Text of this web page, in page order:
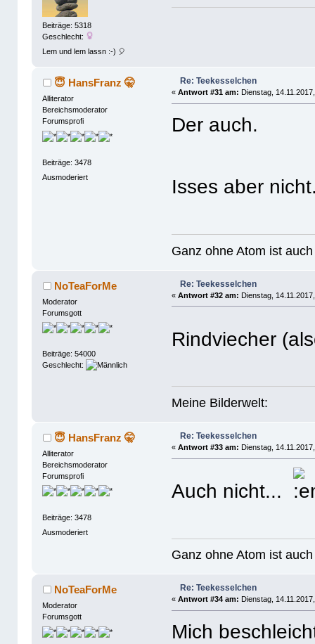
Beiträge: 5318
Geschlecht:
Lem und lem lassn :-) 🎈
😇 HansFranz 🤫
Alliterator
Bereichsmoderator
Forumsprofi
Beiträge: 3478
Ausmoderiert
Re: Teekesselchen
«Antwort #31 am: Dienstag,
Der auch.
Isses aber
Ganz ohne Atom ist
NoTeaForMe
Moderator
Forumsgott
Beiträge: 54000
Geschlecht:
Re: Teekesselchen
«Antwort #32 am: Dienstag,
Rindviecher
Meine Bilderwelt:
😇 HansFranz 🤫
Alliterator
Bereichsmoderator
Forumsprofi
Beiträge: 3478
Ausmoderiert
Re: Teekesselchen
«Antwort #33 am: Dienstag,
Auch nicht...
Ganz ohne Atom ist
NoTeaForMe
Moderator
Forumsgott
Re: Teekesselchen
«Antwort #34 am: Dienstag,
Mich